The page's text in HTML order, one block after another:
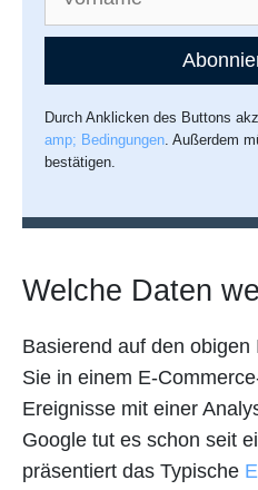
Durch Anklicken des Buttons
amp; Bedingungen . Außerdem
bestätigen.
Welche Daten
Basierend auf den
Sie in einem E-
Ereignisse mit einer
Google tut es schon seit
präsentiert das Typische